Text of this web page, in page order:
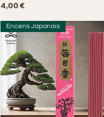
Prix
4,00 €
Encens Japonais